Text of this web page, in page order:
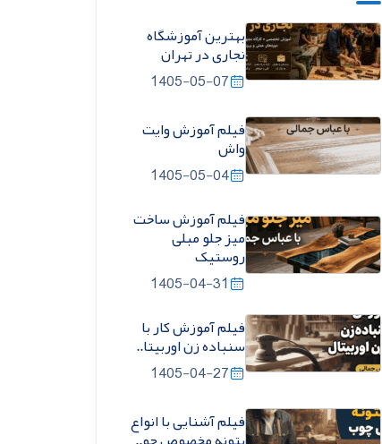
بهترین آموزشگاه
نجاری در تهران
1405-05-07
فیلم آموزش وایت
واش
1405-05-04
فیلم آموزش ساخت
میز جلو مبلی
روستیک
1405-04-31
فیلم آموزش کار با
سنباده زن اوربیتا..
1405-04-27
فیلم آشنایی با انواع